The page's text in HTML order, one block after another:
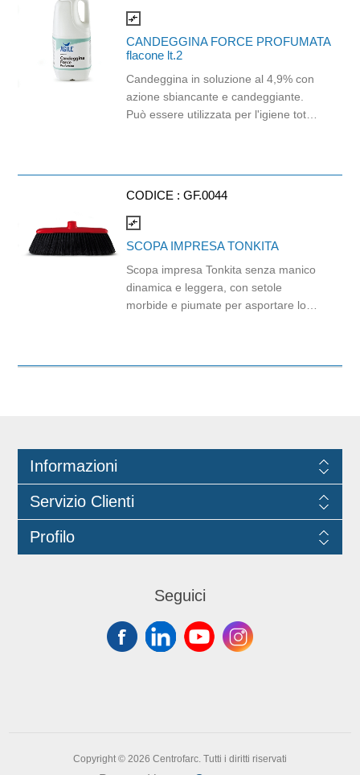
compare_arrows
CANDEGGINA FORCE PROFUMATA
flacone lt.2
Candeggina in soluzione al 4,9% con
azione sbiancante e candeggiante.
Può essere utilizzata per l'igiene totale
cromature, nessuna indicazione per
l'uso non diluito su superfici dure non
verniciate. Gradevole profumo
CODICE : GF.0044
compare_arrows
SCOPA IMPRESA TONKITA
Scopa impresa Tonkita senza manico
dinamica e leggera, con setole
morbide e piumate per asportare lo
Informazioni
Servizio Clienti
Profilo
Seguici
Copyright © 2026 Centrofarc. Tutti i diritti riservati